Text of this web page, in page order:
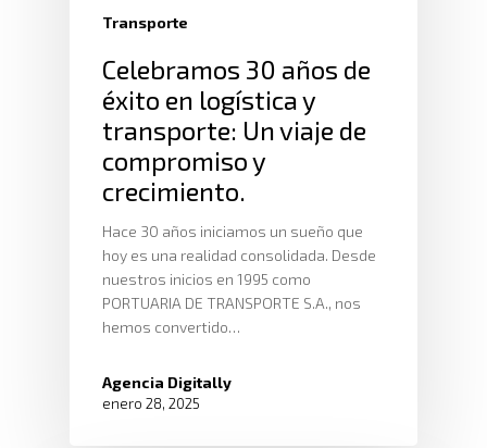
Transporte
Celebramos 30 años de
éxito en logística y
transporte: Un viaje de
compromiso y
crecimiento.
Hace 30 años iniciamos un sueño que
hoy es una realidad consolidada. Desde
nuestros inicios en 1995 como
PORTUARIA DE TRANSPORTE S.A., nos
hemos convertido…
Agencia Digitally
enero 28, 2025